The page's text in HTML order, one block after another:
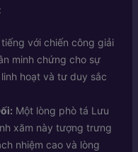
tiếng với chiến công giải
minh chứng cho sự
hoạt và tư duy sắc
Một lòng phò tá Lưu
xăm này tượng trưng
nhiệm cao và lòng